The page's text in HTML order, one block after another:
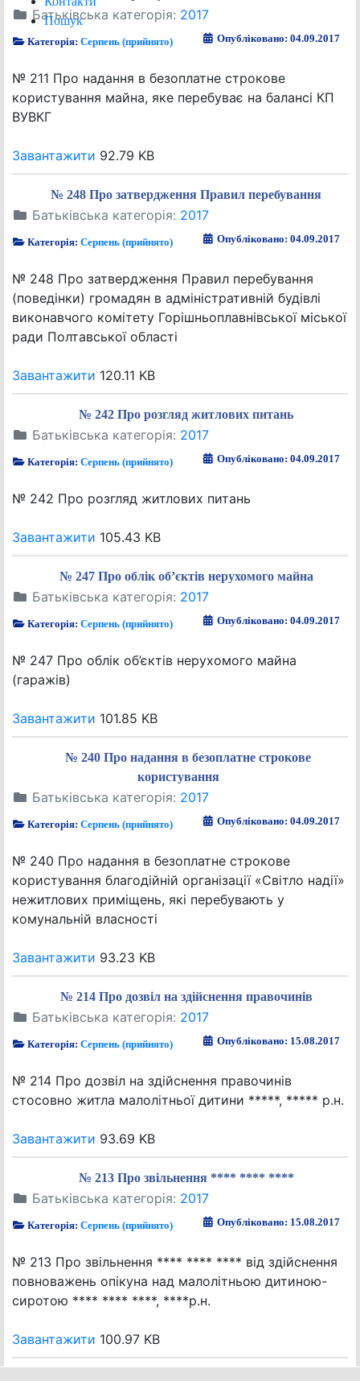
Пошук
Батьківська категорія: 2017
Категорія:Серпень (прийнято) Опубліковано: 04.09.2017
№ 211 Про надання в безоплатне строкове
користування майна, яке перебуває на балансі КП
ВУВКГ
Завантажити 92.79 KB
№ 248 Про затвердження Правил перебування
Батьківська категорія: 2017
Категорія:Серпень (прийнято) Опубліковано: 04.09.2017
№ 248 Про затвердження Правил перебування
(поведінки) громадян в адміністративній будівлі
виконавчого комітету Горішньоплавнівської міської
ради Полтавської області
Завантажити 120.11 KB
№ 242 Про розгляд житлових питань
Батьківська категорія: 2017
Категорія:Серпень (прийнято) Опубліковано: 04.09.2017
№ 242 Про розгляд житлових питань
Завантажити 105.43 KB
№ 247 Про облік об’єктів нерухомого майна
Батьківська категорія: 2017
Категорія:Серпень (прийнято) Опубліковано: 04.09.2017
№ 247 Про облік об’єктів нерухомого майна
(гаражів)
Завантажити 101.85 KB
№ 240 Про надання в безоплатне строкове
користування
Батьківська категорія: 2017
Категорія:Серпень (прийнято) Опубліковано: 04.09.2017
№ 240 Про надання в безоплатне строкове
користування благодійній організації «Світло надії»
нежитлових приміщень, які перебувають у
комунальній власності
Завантажити 93.23 KB
№ 214 Про дозвіл на здійснення правочинів
Батьківська категорія: 2017
Категорія:Серпень (прийнято) Опубліковано: 15.08.2017
№ 214 Про дозвіл на здійснення правочинів
стосовно житла малолітньої дитини *****, ***** р.н.
Завантажити 93.69 KB
№ 213 Про звільнення **** **** ****
Батьківська категорія: 2017
Категорія:Серпень (прийнято) Опубліковано: 15.08.2017
№ 213 Про звільнення **** **** **** від здійснення
повноважень опікуна над малолітньою дитиною-
сиротою **** **** ****, ****р.н.
Завантажити 100.97 KB